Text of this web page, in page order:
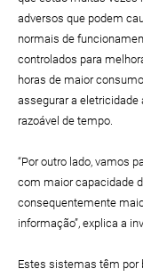
adversos que podem
normais de
controlados para
horas de maior
assegurar a eletricidade
razoável de tempo.
“Por outro lado, vamos
com maior capacidade
consequentemente
informação”, explica a
Estes sistemas têm por